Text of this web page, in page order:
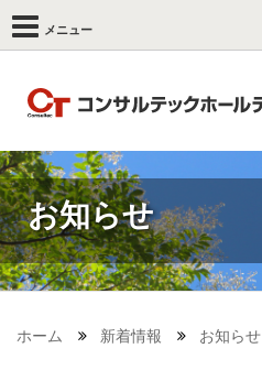
メニュー
お知らせ
ホーム 新着情報 お知らせ